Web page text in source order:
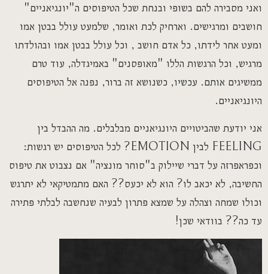
ואני מסבירה להם בשופי ובנחת שכל הטיפוסים ה"יונגיאניים"
חושבים ומרגישים. וארחיק לכת ואומר, שלמעט עולל בבטן אמו
ומעט אחר לידתו, כל אדם חושב , וכל עולל בבטן אמו ובהולדתו
מרגיש, וכל הרגשות הללו "מאופסנים" באמיגדלה, עוד טרם
ממשיגים אותם. עכשיו, כשנושא זה ברור, נפנה אל הטיפוסים
היונגיאניים.
אני יודעת שהביטויים היונגיאניים מבלבלים. מה ההבדל בין
FEELING לבין EMOTION? לכל הטיפוסים יש רגשות:
וכפראפרזה על דברי שיילוק ב"סוחר מונציה" אם נצבוט את טיפוס
החשיבה, לא יכאב לו? הוא לא יכעס?? האם מתמטיקאי לא יתרגש
וכולו שמחה וצהלה על שמצא פתרון לבעיה שנחשבה לבלתי פתירה
עד כה?? בוודאי שכן!